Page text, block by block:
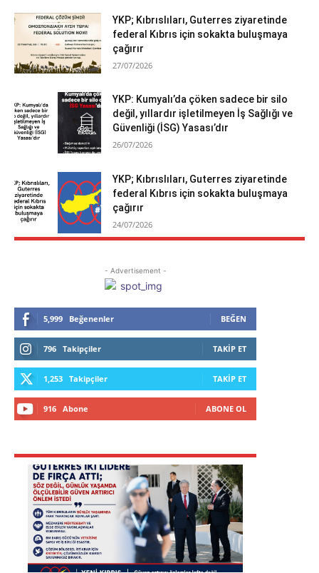
YKP; Kıbrıslıları, Guterres ziyaretinde
federal Kıbrıs için sokakta buluşmaya
çağırır
27/07/2026
YKP: Kumyalı’da çöken sadece bir silo
değil, yıllardır işletilmeyen İş Sağlığı ve
Güvenliği (İSG) Yasası’dır
26/07/2026
YKP; Kıbrıslıları, Guterres ziyaretinde
federal Kıbrıs için sokakta buluşmaya
çağırır
24/07/2026
- Advertisement -
5,999 Beğenenler BEĞEN
796 Takipçiler TAKIP ET
1,253 Takipçiler TAKIP ET
916 Abone ABONE OL